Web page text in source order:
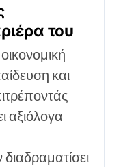
του
και
αξιόλογα